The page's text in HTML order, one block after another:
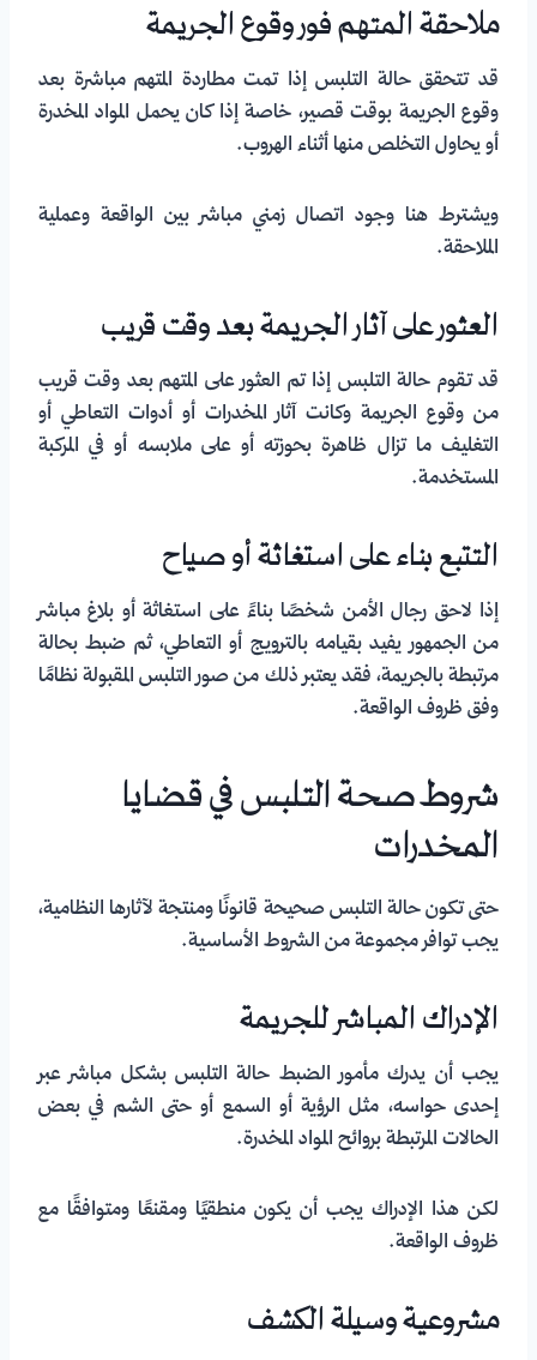
ملاحقة المتهم فور وقوع الجريمة
قد تتحقق حالة التلبس إذا تمت مطاردة المتهم مباشرة بعد
وقوع الجريمة بوقت قصير، خاصة إذا كان يحمل المواد المخدرة
أو يحاول التخلص منها أثناء الهروب.
ويشترط هنا وجود اتصال زمني مباشر بين الواقعة وعملية
الملاحقة.
العثور على آثار الجريمة بعد وقت قريب
قد تقوم حالة التلبس إذا تم العثور على المتهم بعد وقت قريب
من وقوع الجريمة وكانت آثار المخدرات أو أدوات التعاطي أو
التغليف ما تزال ظاهرة بحوزته أو على ملابسه أو في المركبة
المستخدمة.
التتبع بناء على استغاثة أو صياح
إذا لاحق رجال الأمن شخصًا بناءً على استغاثة أو بلاغ مباشر
من الجمهور يفيد بقيامه بالترويج أو التعاطي، ثم ضبط بحالة
مرتبطة بالجريمة، فقد يعتبر ذلك من صور التلبس المقبولة نظامًا
وفق ظروف الواقعة.
شروط صحة التلبس في قضايا
المخدرات
حتى تكون حالة التلبس صحيحة قانونًا ومنتجة لآثارها النظامية،
يجب توافر مجموعة من الشروط الأساسية.
الإدراك المباشر للجريمة
يجب أن يدرك مأمور الضبط حالة التلبس بشكل مباشر عبر
إحدى حواسه، مثل الرؤية أو السمع أو حتى الشم في بعض
الحالات المرتبطة بروائح المواد المخدرة.
لكن هذا الإدراك يجب أن يكون منطقيًا ومقنعًا ومتوافقًا مع
ظروف الواقعة.
مشروعية وسيلة الكشف